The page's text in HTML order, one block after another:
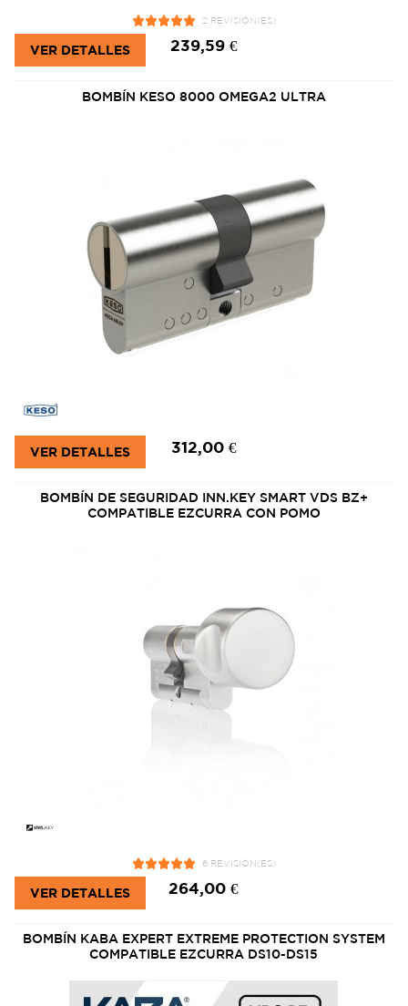
2 REVISIÓN(ES)
239,59 €
VER DETALLES
BOMBÍN KESO 8000 OMEGA2 ULTRA
312,00 €
VER DETALLES
BOMBÍN DE SEGURIDAD INN.KEY SMART VDS BZ+
COMPATIBLE EZCURRA CON POMO
6 REVISIÓN(ES)
264,00 €
VER DETALLES
BOMBÍN KABA EXPERT EXTREME PROTECTION SYSTEM
COMPATIBLE EZCURRA DS10-DS15